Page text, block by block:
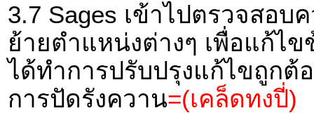
3.7 Sages เข้าไปตรวจสอ
ย้ายตำแหน่งต่างๆ เพื่อแก้ไ
ได้ทำการปรับปรุงแก้ไขถูกต้
การปัดรังควาน=(เคล็ดทงปี่)